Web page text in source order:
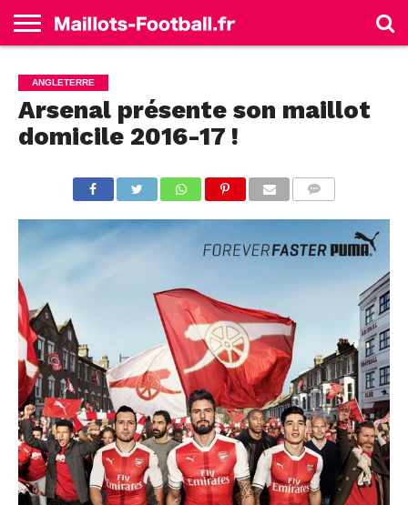
ALLEMAGNE
ANGLETERRE
ESPAGNE
FRANCE
ITALIE
SÉLECTIONS
MARQUES
ANGLETERRE
Arsenal présente son maillot
domicile 2016-17 !